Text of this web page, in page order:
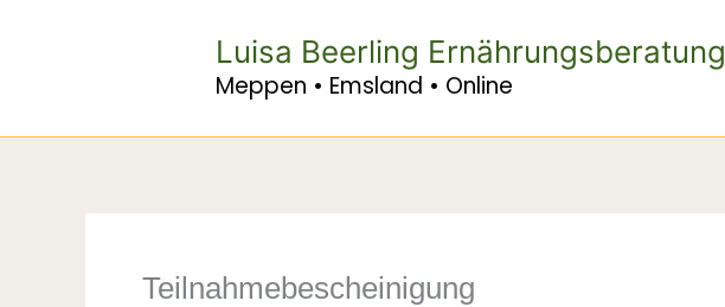
Luisa Beerling Ernährungsberatung
Meppen • Emsland • Online
Teilnahmebescheinigung